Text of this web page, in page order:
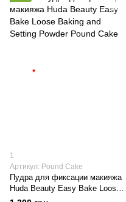
1
Артикул: Pound Cake
Пудра для фиксации макияжа
Huda Beauty Easy Bake Loose
Baking and Setting Powder